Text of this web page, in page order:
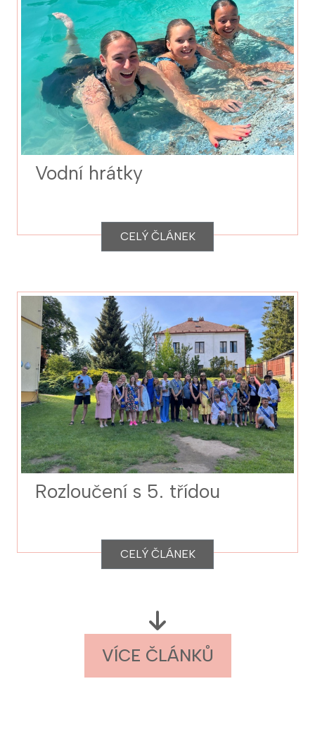
Vodní hrátky
CELÝ ČLÁNEK
Rozloučení s 5. třídou
CELÝ ČLÁNEK
VÍCE ČLÁNKŮ